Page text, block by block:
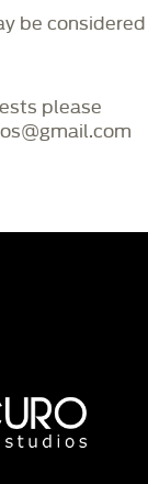
be considered
please